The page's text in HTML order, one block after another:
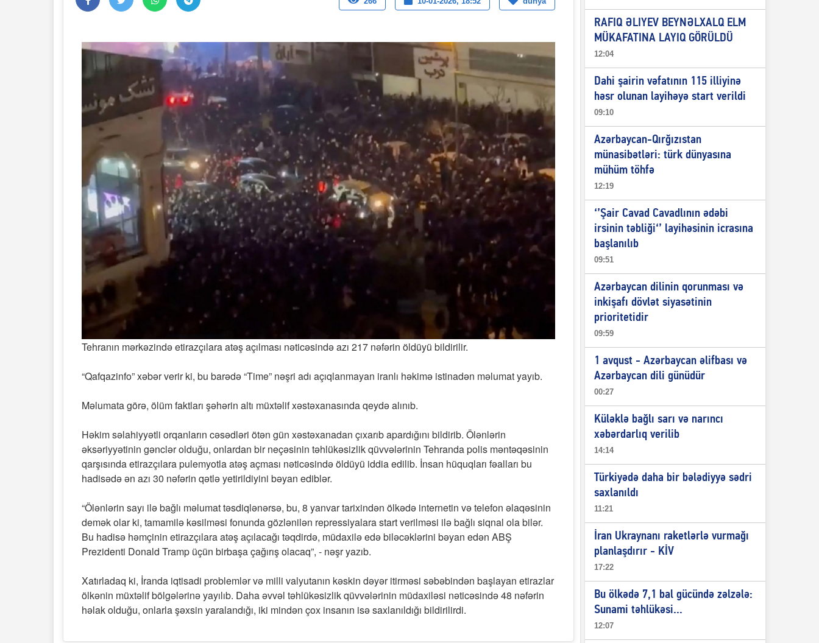
Tehranın mərkəzində etirazçılara atəş açılması nəticəsində azı 217 nəfərin öldüyü bildirilir.
“Qafqazinfo” xəbər verir ki, bu barədə “Time” nəşri adı açıqlanmayan iranlı həkimə istinadən məlumat yayıb.
Məlumata görə, ölüm faktları şəhərin altı müxtəlif xəstəxanasında qeydə alınıb.
Həkim səlahiyyətli orqanların cəsədləri ötən gün xəstəxanadan çıxarıb apardığını bildirib. Ölənlərin
əksəriyyətinin gənclər olduğu, onlardan bir neçəsinin təhlükəsizlik qüvvələrinin Tehranda polis məntəqəsinin
qarşısında etirazçılara pulemyotla atəş açması nəticəsində öldüyü iddia edilib. İnsan hüquqları fəalları bu
hadisədə ən azı 30 nəfərin qətlə yetirildiyini bəyan ediblər.
“Ölənlərin sayı ilə bağlı məlumat təsdiqlənərsə, bu, 8 yanvar tarixindən ölkədə internetin və telefon əlaqəsinin
demək olar ki, tamamilə kəsilməsi fonunda gözlənilən repressiyalara start verilməsi ilə bağlı siqnal ola bilər.
Bu hadisə həmçinin etirazçılara atəş açılacağı təqdirdə, müdaxilə edə biləcəklərini bəyan edən ABŞ
Prezidenti Donald Tramp üçün birbaşa çağırış olacaq”, - nəşr yazıb.
Xatırladaq ki, İranda iqtisadi problemlər və milli valyutanın kəskin dəyər itirməsi səbəbindən başlayan etirazlar
ölkənin müxtəlif bölgələrinə yayılıb. Daha əvvəl təhlükəsizlik qüvvələrinin müdaxiləsi nəticəsində 48 nəfərin
həlak olduğu, onlarla şəxsin yaralandığı, iki mindən çox insanın isə saxlanıldığı bildirilirdi.
RAFIQ ƏLIYEV BEYNƏLXALQ ELM
MÜKAFATINA LAYIQ GÖRÜLDÜ
12:04
Dahi şairin vəfatının 115 illiyinə
həsr olunan layihəyə start verildi
09:10
Azərbaycan-Qırğızıstan
münasibətləri: türk dünyasına
mühüm töhfə
12:19
‘’Şair Cavad Cavadlının ədəbi
irsinin təbliği‘’ layihəsinin icrasına
başlanılıb
09:51
Azərbaycan dilinin qorunması və
inkişafı dövlət siyasətinin
prioritetidir
09:59
1 avqust - Azərbaycan əlifbası və
Azərbaycan dili günüdür
00:27
Küləklə bağlı sarı və narıncı
xəbərdarlıq verilib
14:14
Türkiyədə daha bir bələdiyyə sədri
saxlanıldı
11:21
İran Ukraynanı raketlərlə vurmağı
planlaşdırır - KİV
17:22
Bu ölkədə 7,1 bal gücündə zəlzələ:
Sunami təhlükəsi...
12:07